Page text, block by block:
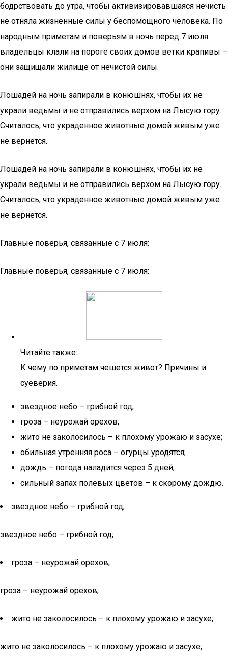
бодрствовать до утра, чтобы активизировавшаяся нечисть
не отняла жизненные силы у беспомощного человека. По
народным приметам и поверьям в ночь перед 7 июля
владельцы клали на пороге своих домов ветки крапивы –
они защищали жилище от нечистой силы.
Лошадей на ночь запирали в конюшнях, чтобы их не
украли ведьмы и не отправились верхом на Лысую гору.
Считалось, что украденное животные домой живым уже
не вернется.
Лошадей на ночь запирали в конюшнях, чтобы их не
украли ведьмы и не отправились верхом на Лысую гору.
Считалось, что украденное животные домой живым уже
не вернется.
Главные поверья, связанные с 7 июля:
Главные поверья, связанные с 7 июля:
Читайте также:
К чему по приметам чешется живот? Причины и
суеверия.
звездное небо – грибной год;
гроза – неурожай орехов;
жито не заколосилось – к плохому урожаю и засухе;
обильная утренняя роса – огурцы уродятся;
дождь – погода наладится через 5 дней;
сильный запах полевых цветов – к скорому дождю.
звездное небо – грибной год;
звездное небо – грибной год;
гроза – неурожай орехов;
гроза – неурожай орехов;
жито не заколосилось – к плохому урожаю и засухе;
жито не заколосилось – к плохому урожаю и засухе;